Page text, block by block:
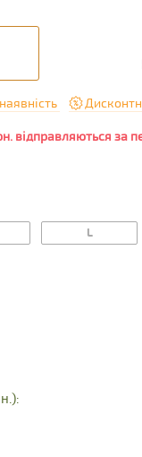
відправляються за
L